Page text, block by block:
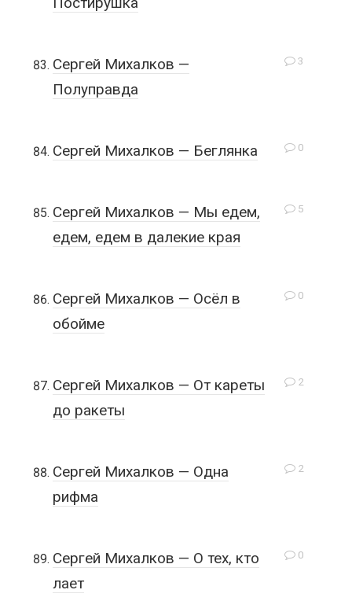
3
Сергей Михалков —
Полуправда
0
Сергей Михалков — Беглянка
5
Сергей Михалков — Мы едем,
едем, едем в далекие края
0
Сергей Михалков — Осёл в
обойме
2
Сергей Михалков — От кареты
до ракеты
2
Сергей Михалков — Одна
рифма
0
Сергей Михалков — О тех, кто
лает